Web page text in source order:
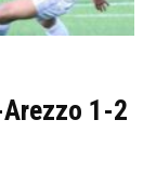
1-2